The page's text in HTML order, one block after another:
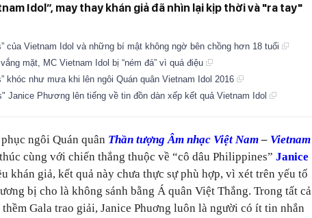
Idol”, may thay khán giả đã nhìn lại kịp thời và "ra tay"
của Vietnam Idol và những bí mật không ngờ bên chồng hơn 18 tuổi
mặt, MC Vietnam Idol bị “ném đá” vì quá điệu
khóc như mưa khi lên ngôi Quán quân Vietnam Idol 2016
Janice Phương lên tiếng về tin đồn dàn xếp kết quả Vietnam Idol
ngôi Quán quân Thần tượng Âm nhạc Việt Nam– Vietnam
cùng với chiến thắng thuộc về “cô dâu Philippines” Janice
khán giả, kết quả này chưa thực sự phù hợp, vì xét trên yếu tố
bị cho là không sánh bằng Á quân Việt Thắng. Trong tất cả
Gala trao giải, Janice Phuơng luôn là người có ít tin nhắn